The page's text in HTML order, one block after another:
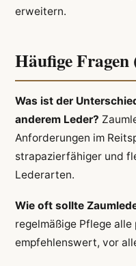
erweitern.
Häufige Fragen
Was ist der
anderem Leder?
Anforderungen im
strapazierfähiger und
Lederarten.
Wie oft sollte
regelmäßige Pflege alle
empfehlenswert, vor